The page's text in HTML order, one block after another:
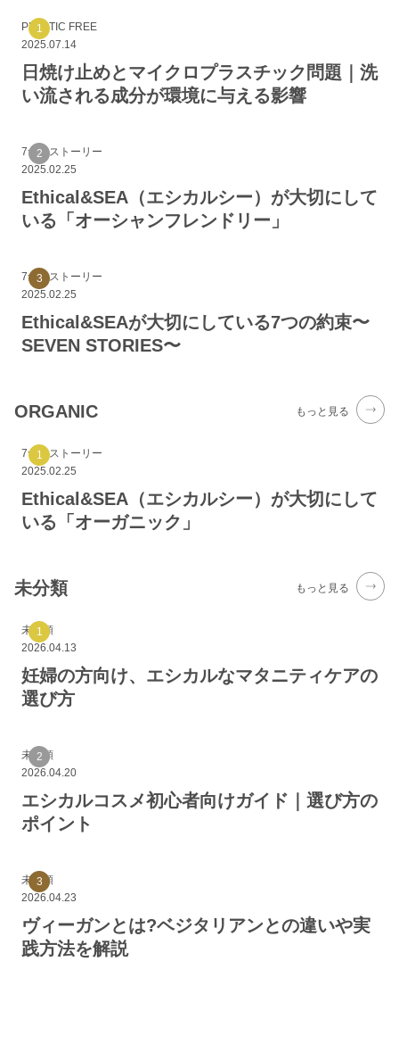
PLASTIC FREE
2025.07.14
日焼け止めとマイクロプラスチック問題｜洗
い流される成分が環境に与える影響
7つのストーリー
2025.02.25
Ethical&SEA（エシカルシー）が大切にして
いる「オーシャンフレンドリー」
7つのストーリー
2025.02.25
Ethical&SEAが大切にしている7つの約束〜
SEVEN STORIES〜
ORGANIC もっと見る
7つのストーリー
2025.02.25
Ethical&SEA（エシカルシー）が大切にして
いる「オーガニック」
未分類 もっと見る
未分類
2026.04.13
妊婦の方向け、エシカルなマタニティケアの
選び方
未分類
2026.04.20
エシカルコスメ初心者向けガイド｜選び方の
ポイント
未分類
2026.04.23
ヴィーガンとは?ベジタリアンとの違いや実
践方法を解説